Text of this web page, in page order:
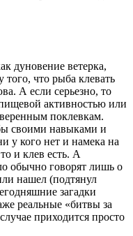
дуновение ветерка,
того, что рыба клевать
А если серьезно, то
активностью или
поклевкам.
своими навыками и
у кого нет и намека на
и клев есть. А
обычно говорят лишь о
нашел (подтянул
загадки
реальные «битвы за
приходится просто